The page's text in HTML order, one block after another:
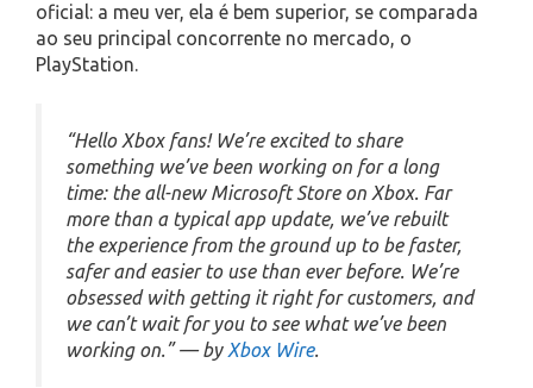
oficial: a meu ver, ela é bem superior, se comparada
ao seu principal concorrente no mercado, o
PlayStation.
“Hello Xbox fans! We’re excited to share
something we’ve been working on for a long
time: the all-new Microsoft Store on Xbox. Far
more than a typical app update, we’ve rebuilt
the experience from the ground up to be faster,
safer and easier to use than ever before. We’re
obsessed with getting it right for customers, and
we can’t wait for you to see what we’ve been
working on.” — by Xbox Wire.